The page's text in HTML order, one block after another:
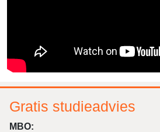
Gratis studieadvies
MBO: